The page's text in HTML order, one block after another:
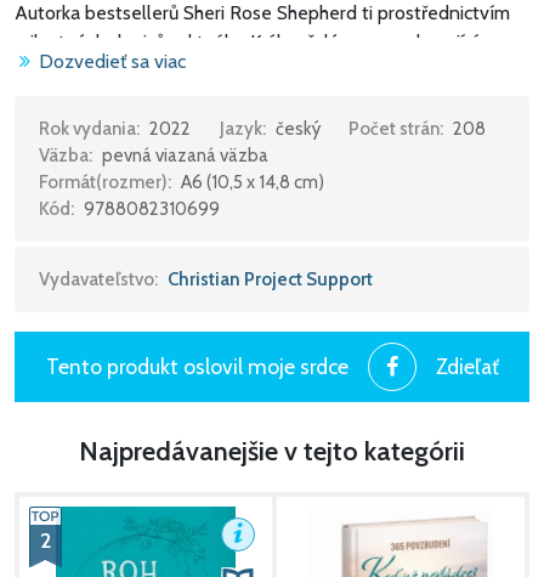
Autorka bestsellerů Sheri Rose Shepherd ti prostřednictvím
milostných dopisů od tvého Krále vřelým a povzbuzujícím
způsobem pomůže načerpat novou sílu. Podle motta z 2.
dopisy osvěží a naplní životodárnou posilou právě v těch
chvílích, kdy máš pocit, že to už sama nezvládneš.
Dozvedieť sa viac
Rok vydania: 2022 Jazyk: český Počet strán: 208
Väzba: pevná viazaná väzba
Formát(rozmer): A6 (10,5 x 14,8 cm)
Kód: 9788082310699
Vydavateľstvo: Christian Project Support
Tento produkt oslovil moje srdce Zdieľať
Najpredávanejšie v tejto kategórii
2